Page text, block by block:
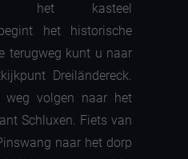
het kasteel
het historische
terugweg kunt u naar
Dreiländereck.
volgen naar het
Schluxen. Fiets van
naar het dorp